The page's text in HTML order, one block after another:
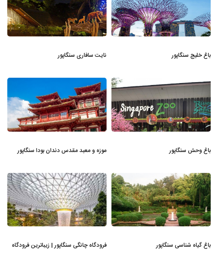
باغ خلیج سنگاپور نایت سافاری سنگاپور
باغ وحش سنگاپور موزه و معبد مقدس دندان بودا سنگاپور
باغ گیاه شناسی سنگاپور
فرودگاه چانگی سنگاپور | زیباترین فرودگاه